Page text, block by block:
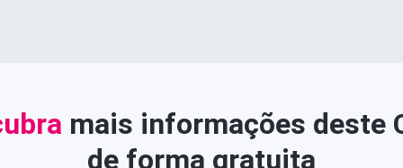
mais informações deste
de forma gratuita